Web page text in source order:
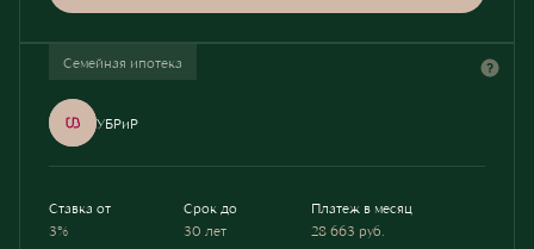
Семейная ипотека
УБРиР
Ставка от
3%
Срок до
30 лет
Платеж в месяц
28 663 руб.